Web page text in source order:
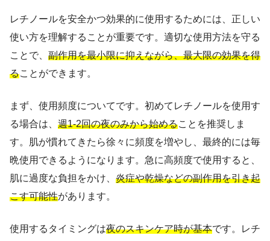
レチノールを安全かつ効果的に使用するためには、正しい
使い方を理解することが重要です。適切な使用方法を守る
ことで、 副作用を最小限に抑えながら、最大限の効果を得
ることができます。
まず、使用頻度についてです。初めてレチノールを使用す
る場合は、 週1-2回の夜のみから始めることを推奨しま
す。肌が慣れてきたら徐々に頻度を増やし、最終的には毎
晩使用できるようになります。急に高頻度で使用すると、
肌に過度な負担をかけ、 炎症や乾燥などの副作用を引き起
こす可能性があります。
使用するタイミングは夜のスキンケア時が基本です。レチ